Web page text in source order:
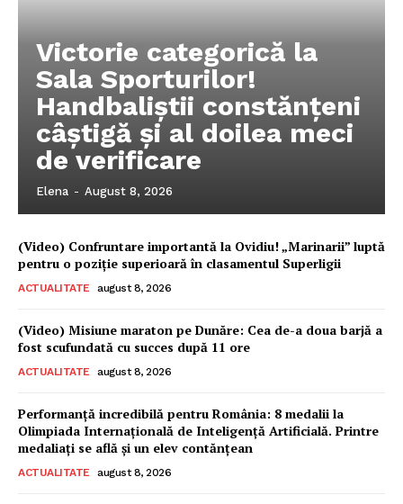
Victorie categorică la
Sala Sporturilor!
Handbaliștii constănțeni
câștigă și al doilea meci
de verificare
Elena - August 8, 2026
(Video) Confruntare importantă la Ovidiu! „Marinarii” luptă
pentru o poziție superioară în clasamentul Superligii
ACTUALITATE august 8, 2026
(Video) Misiune maraton pe Dunăre: Cea de-a doua barjă a
fost scufundată cu succes după 11 ore
ACTUALITATE august 8, 2026
Performanță incredibilă pentru România: 8 medalii la
Olimpiada Internațională de Inteligență Artificială. Printre
medaliați se află și un elev contănțean
ACTUALITATE august 8, 2026